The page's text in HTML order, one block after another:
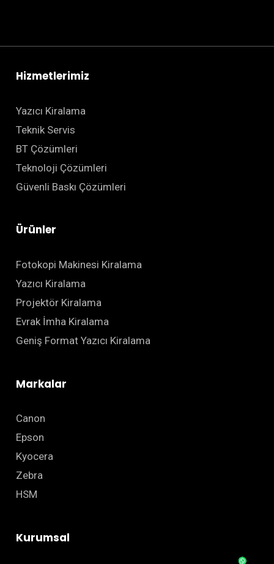
Hizmetlerimiz
Yazıcı Kiralama
Teknik Servis
BT Çözümleri
Teknoloji Çözümleri
Güvenli Baskı Çözümleri
Ürünler
Fotokopi Makinesi Kiralama
Yazıcı Kiralama
Projektör Kiralama
Evrak İmha Kiralama
Geniş Format Yazıcı Kiralama
Markalar
Canon
Epson
Kyocera
Zebra
HSM
Kurumsal